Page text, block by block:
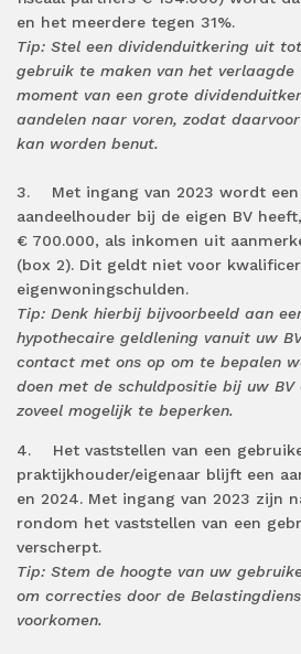
en het meerdere tegen 31%.
Tip: Stel een dividenduitkering uit
gebruik te maken van het
moment van een grote
aandelen naar voren, zodat
kan worden benut.
3. Met ingang van 2023 wordt een
aandeelhouder bij de eigen BV
€ 700.000, als inkomen uit
(box 2). Dit geldt niet voor
eigenwoningschulden.
Tip: Denk hierbij bijvoorbeeld aan
hypothecaire geldlening vanuit uw
contact met ons op om te bepalen
doen met de schuldpositie bij uw
zoveel mogelijk te beperken.
4. Het vaststellen van een
praktijkhouder/eigenaar blijft een
en 2024. Met ingang van 2023 zijn
rondom het vaststellen van een
verscherpt.
Tip: Stem de hoogte van uw
om correcties door de
voorkomen.